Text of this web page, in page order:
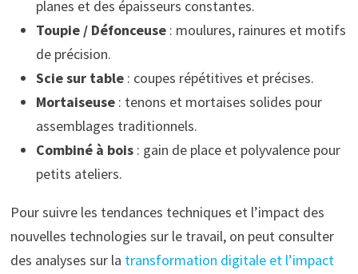
planes et des épaisseurs constantes.
Toupie / Défonceuse: moulures, rainures et motifs
de précision.
Scie sur table: coupes répétitives et précises.
Mortaiseuse: tenons et mortaises solides pour
assemblages traditionnels.
Combiné à bois: gain de place et polyvalence pour
petits ateliers.
Pour suivre les tendances techniques et l’impact des
nouvelles technologies sur le travail, on peut consulter
des analyses sur la transformation digitale et l’impact